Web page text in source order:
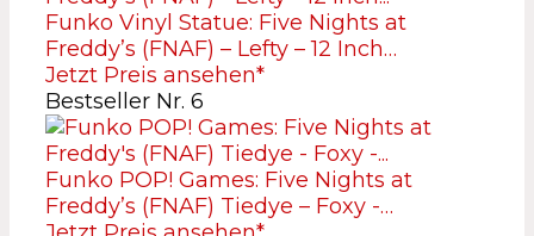
Funko Vinyl Statue: Five Nights at
Freddy’s (FNAF) – Lefty – 12 Inch…
Jetzt Preis ansehen*
Bestseller Nr. 6
Funko POP! Games: Five Nights at
Freddy’s (FNAF) Tiedye – Foxy -…